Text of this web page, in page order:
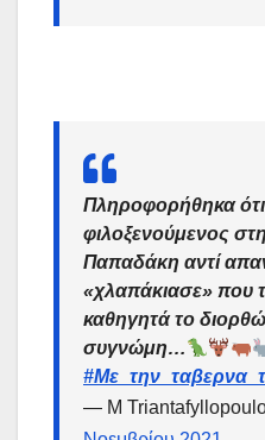
Πληροφορήθηκα
φιλοξενούμενος
Παπαδάκη αντί
«χλαπάκιασε» που
καθηγητά το
συγνώμη…
— M